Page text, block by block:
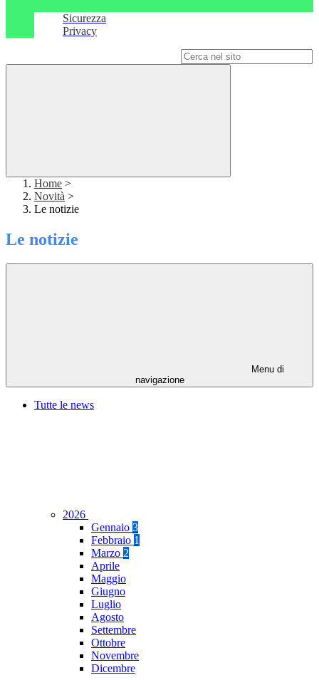
Sicurezza
Privacy
Home >
Novità >
Le notizie
Le notizie
Menu di
navigazione
Tutte le news
2026
Gennaio 3
Febbraio 1
Marzo 2
Aprile
Maggio
Giugno
Luglio
Agosto
Settembre
Ottobre
Novembre
Dicembre